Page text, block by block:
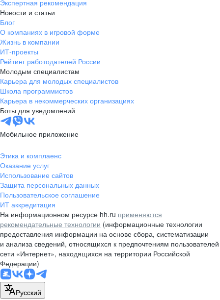
pr@dv.hh.ru
Новосибирск
ул. Большевистская, д. 35,
помещение 21
+7 383 207-94-64
pr@nsk.hh.ru
Минск
пр-т Дзержинского, д. 57,
10 этаж, помещение 45-1
pr@rabota.by
Алматы
пр. Абая, д. 151, БЦ Алатау,
12 этаж, офис 1209
+7 727 232-13-13
pr@headhunter.com.kz
Экспертная рекомендация
Новости и статьи
Блог
О компаниях в игровой форме
Жизнь в компании
ИТ-проекты
Рейтинг работодателей России
Молодым специалистам
Карьера для молодых специалистов
Школа программистов
Карьера в некоммерческих организациях
Боты для уведомлений
Мобильное приложение
Этика и комплаенс
Оказание услуг
Использование сайтов
Защита персональных данных
Пользовательское соглашение
ИТ аккредитация
На информационном ресурсе hh.ru применяются
рекомендательные технологии (информационные технологии
предоставления информации на основе сбора, систематизации
и анализа сведений, относящихся к предпочтениям пользователей
сети «Интернет», находящихся на территории Российской
Федерации)
Русский